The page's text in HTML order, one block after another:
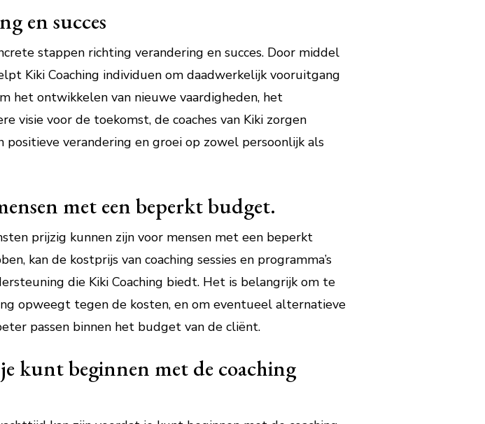
en succes
stappen richting verandering en succes. Door middel
Kiki Coaching individuen om daadwerkelijk vooruitgang
het ontwikkelen van nieuwe vaardigheden, het
visie voor de toekomst, de coaches van Kiki zorgen
verandering en groei op zowel persoonlijk als
met een beperkt budget.
prijzig kunnen zijn voor mensen met een beperkt
kan de kostprijs van coaching sessies en programma’s
die Kiki Coaching biedt. Het is belangrijk om te
opweegt tegen de kosten, en om eventueel alternatieve
passen binnen het budget van de cliënt.
kunt beginnen met de coaching